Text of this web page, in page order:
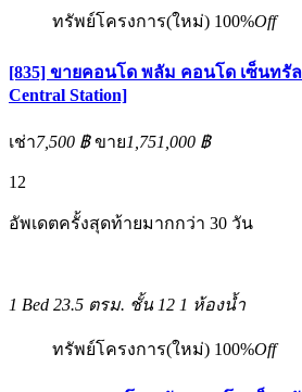
ทรัพย์โครงการ(ใหม่) 100%Off
[835] ขายคอนโด พลัม คอนโด เซ็นทรัล
Central Station]
เช่า7,500 ฿ ขาย1,751,000 ฿
12
อัพเดตครั้งสุดท้ายมากกว่า 30 วัน
1 Bed 23.5 ตรม. ชั้น 12 1 ห้องน้ำ
ทรัพย์โครงการ(ใหม่) 100%Off